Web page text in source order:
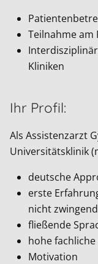
Teilnahme
Kliniken
Ihr Profil:
Als Assistenzarzt
Universitätsklinik
deutsche
erste
nicht zwingend
fließende
hohe
Motivation